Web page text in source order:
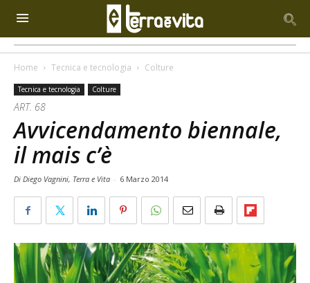
Home Tecnica e tecnologia Colture
Tecnica e tecnologia Colture
ART. 68
Avvicendamento biennale,
il mais c’è
Di Diego Vagnini, Terra e Vita - 6 Marzo 2014